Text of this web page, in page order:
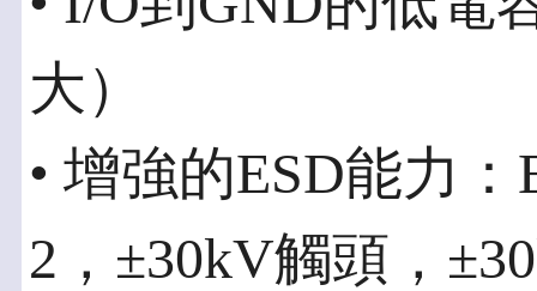
大）
• 增強的ESD能力
2，±30kV觸頭，